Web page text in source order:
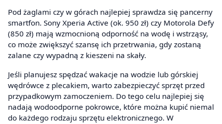
Pod żaglami czy w górach najlepiej sprawdza się pancerny
smartfon. Sony Xperia Active (ok. 950 zł) czy Motorola Defy
(850 zł) mają wzmocnioną odporność na wodę i wstrząsy,
co może zwiększyć szansę ich przetrwania, gdy zostaną
zalane czy wypadną z kieszeni na skały.
Jeśli planujesz spędzać wakacje na wodzie lub górskiej
wędrówce z plecakiem, warto zabezpieczyć sprzęt przed
przypadkowym zamoczeniem. Do tego celu najlepiej się
nadają wodoodporne pokrowce, które można kupić niemal
do każdego rodzaju sprzętu elektronicznego. W